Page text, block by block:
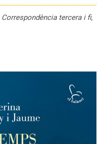
Correspondència tercera i fi,